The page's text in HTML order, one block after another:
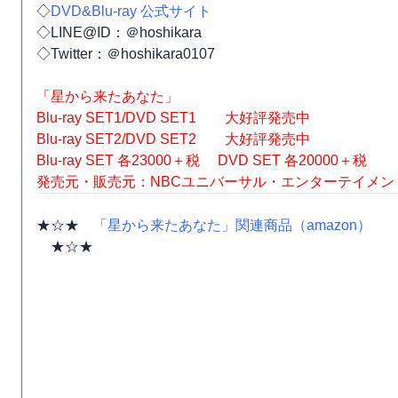
◇DVD&Blu-ray 公式サイト
◇LINE@ID：＠hoshikara
◇Twitter：＠hoshikara0107
「星から来たあなた」
Blu-ray SET1/DVD SET1 大好評発売中
Blu-ray SET2/DVD SET2 大好評発売中
Blu-ray SET 各23000＋税 DVD SET 各20000＋税
発売元・販売元：NBCユニバーサル・エンターテイメン
★☆★
「星から来たあなた」関連商品（amazon）
★☆★